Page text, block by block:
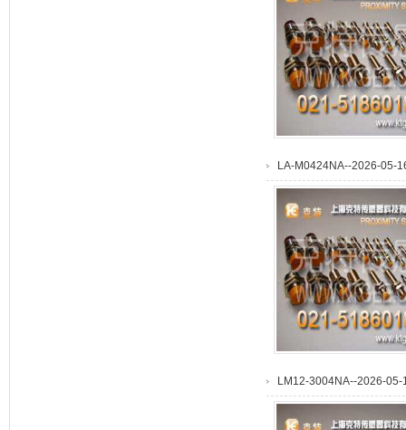
LA-M0424NA--2026-05-
LM12-3004NA--2026-05-